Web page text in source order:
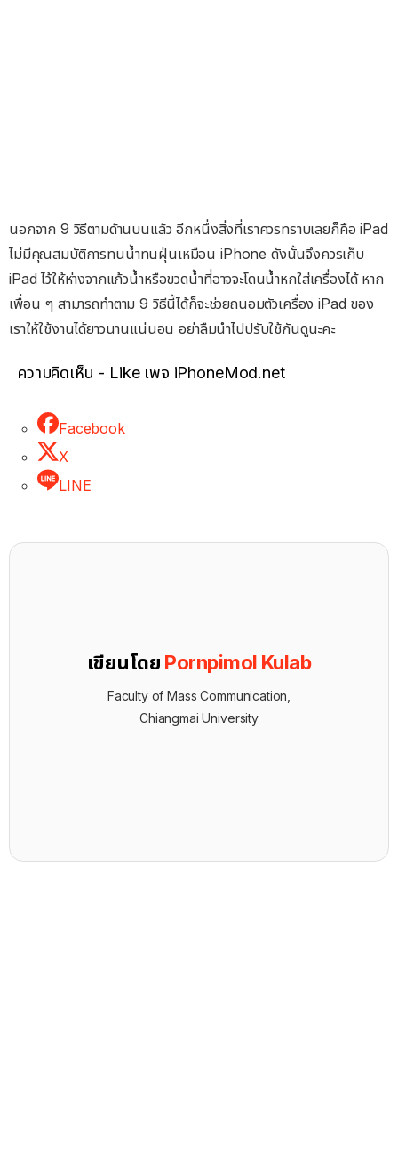
นอกจาก 9 วิธีตามด้านบนแล้ว อีกหนึ่งสิ่งที่เราควรทราบเลยก็คือ iPad
ไม่มีคุณสมบัติการทนน้ำทนฝุ่นเหมือน iPhone ดังนั้นจึงควรเก็บ
iPad ไว้ให้ห่างจากแก้วน้ำหรือขวดน้ำที่อาจจะโดนน้ำหกใส่เครื่องได้ หาก
เพื่อน ๆ สามารถทำตาม 9 วิธีนี้ได้ก็จะช่วยถนอมตัวเครื่อง iPad ของ
เราให้ใช้งานได้ยาวนานแน่นอน อย่าลืมนำไปปรับใช้กันดูนะคะ
ความคิดเห็น - Like เพจ iPhoneMod.net
Facebook
X
LINE
เขียนโดย Pornpimol Kulab
Faculty of Mass Communication,
Chiangmai University